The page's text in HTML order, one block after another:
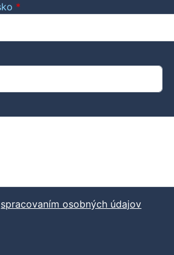
*
spracovaním osobných údajov